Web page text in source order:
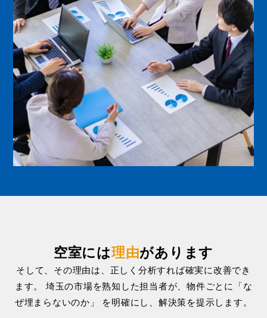
空室には理由があります
そして、その理由は、正しく分析すれば確実に改善でき
ます。
埼玉の市場を熟知した担当者が、物件ごとに「な
ぜ埋まらないのか」
を明確にし、解決策を提示します。